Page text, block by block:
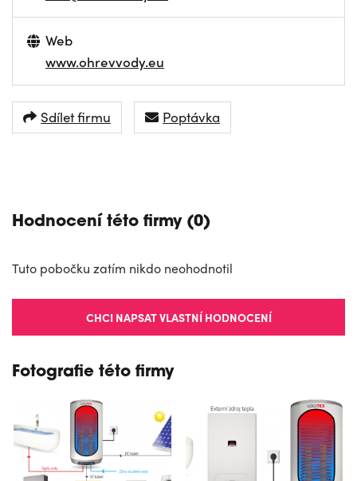
Web
www.ohrevvody.eu
Sdílet firmu Poptávka
Hodnocení této firmy (0)
Tuto pobočku zatím nikdo neohodnotil
CHCI NAPSAT VLASTNÍ HODNOCENÍ
Fotografie této firmy